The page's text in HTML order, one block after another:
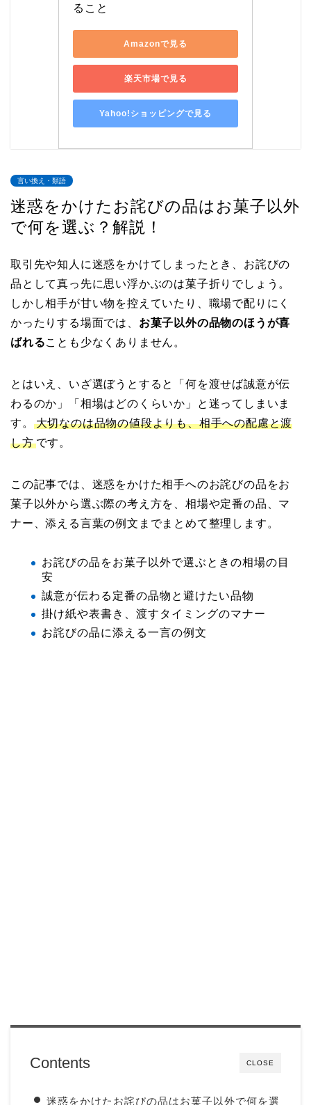
ること
Amazonで見る
楽天市場で見る
Yahoo!ショッピングで見る
言い換え・類語
迷惑をかけたお詫びの品はお菓子以外
で何を選ぶ？解説！
取引先や知人に迷惑をかけてしまったとき、お詫びの
品として真っ先に思い浮かぶのは菓子折りでしょう。
しかし相手が甘い物を控えていたり、職場で配りにく
かったりする場面では、 お菓子以外の品物のほうが喜
ばれることも少なくありません。
とはいえ、いざ選ぼうとすると「何を渡せば誠意が伝
わるのか」「相場はどのくらいか」と迷ってしまいま
す。
大切なのは品物の値段よりも、相手への配慮と渡
し方です。
この記事では、迷惑をかけた相手へのお詫びの品をお
菓子以外から選ぶ際の考え方を、相場や定番の品、マ
ナー、添える言葉の例文までまとめて整理します。
お詫びの品をお菓子以外で選ぶときの相場の目
安
誠意が伝わる定番の品物と避けたい品物
掛け紙や表書き、渡すタイミングのマナー
お詫びの品に添える一言の例文
CLOSE
Contents
迷惑をかけたお詫びの品はお菓子以外で何を選